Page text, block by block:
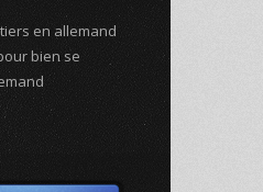
en allemand
bien se